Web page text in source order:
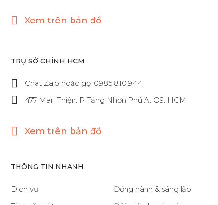
Xem trên bản đồ
TRỤ SỞ CHÍNH HCM
Chat Zalo hoặc gọi 0986.810.944
477 Man Thiện, P Tăng Nhơn Phú A, Q9, HCM
Xem trên bản đồ
THÔNG TIN NHANH
Dịch vụ
Đồng hành & sáng lập